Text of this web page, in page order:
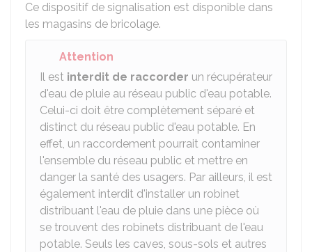
Ce dispositif de signalisation est disponible dans
les magasins de bricolage.
Attention
Il est interdit de raccorder un récupérateur
d'eau de pluie au réseau public d'eau potable.
Celui-ci doit être complètement séparé et
distinct du réseau public d'eau potable. En
effet, un raccordement pourrait contaminer
l'ensemble du réseau public et mettre en
danger la santé des usagers. Par ailleurs, il est
également interdit d'installer un robinet
distribuant l'eau de pluie dans une pièce où
se trouvent des robinets distribuant de l'eau
potable. Seuls les caves, sous-sols et autres